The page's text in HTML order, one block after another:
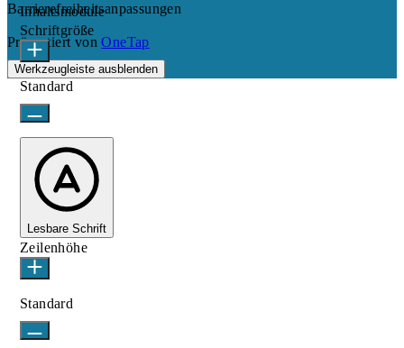
Barrierefreiheitsanpassungen
Präsentiert vonOneTap
Werkzeugleiste ausblenden
Inhaltsmodule
Schriftgröße
Standard
Lesbare Schrift
Zeilenhöhe
Standard